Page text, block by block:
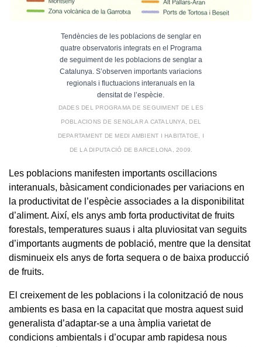
Tendències de les poblacions de senglar en
quatre observatoris integrats en el Programa
de seguiment de les poblacions de senglar a
Catalunya. S’observen importants variacions
regionals i fluctuacions interanuals en la
densitat de l’espècie.
DADES DEL PROGRAMA DE SEGUIMENT DE LES
POBLACIONS DE SENGLAR A CATALUNYA, DEL
DEPARTAMENT DE MEDI AMBIENT I HABITATGE, I
DE LA DIPUTACIÓ DE BARCELONA, 2009.
Les poblacions manifesten importants oscillacions
interanuals, bàsicament condicionades per variacions en
la productivitat de l’espècie associades a la disponibilitat
d’aliment. Així, els anys amb forta productivitat de fruits
forestals, temperatures suaus i alta pluviositat van seguits
d’importants augments de població, mentre que la densitat
disminueix els anys de forta sequera o de baixa producció
de fruits.
El creixement de les poblacions i la colonització de nous
ambients es basa en la capacitat que mostra aquest suid
generalista d’adaptar-se a una àmplia varietat de
condicions ambientals i d’ocupar amb rapidesa nous